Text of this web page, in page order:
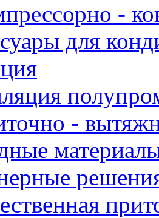
-
для
-